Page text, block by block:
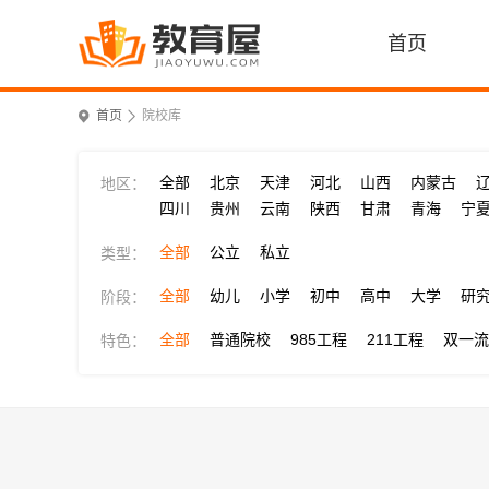
首页
首页 院校库
地区： 全部 北京 天津 河北 山西 内蒙古
四川
贵州 云南 陕西 甘肃 青海 宁
类型： 全部 公立 私立
阶段： 全部 幼儿 小学 初中 高中 大学 研
特色： 全部 普通院校 985工程 211工程 双一流